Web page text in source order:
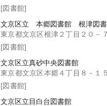
[図書館]
文京区立 本郷図書館 根津図
東京都文京区根津２丁目２０－７
[図書館]
文京区立真砂中央図書館
東京都文京区本郷４丁目８－１５
[図書館]
文京区立目白台図書館